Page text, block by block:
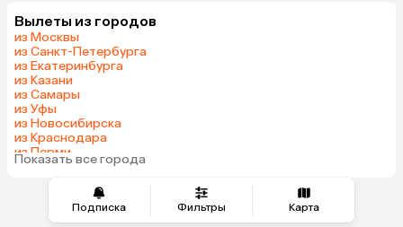
Подписка Фильтры Карта
Армения
Казахстан
Узбекистан
Катар
Гонконг
Таджикистан
Вылеты из городов
из Москвы
из Санкт-Петербурга
из Екатеринбурга
из Казани
из Самары
из Уфы
из Новосибирска
из Краснодара
из Перми
из Челябинска
Показать все города